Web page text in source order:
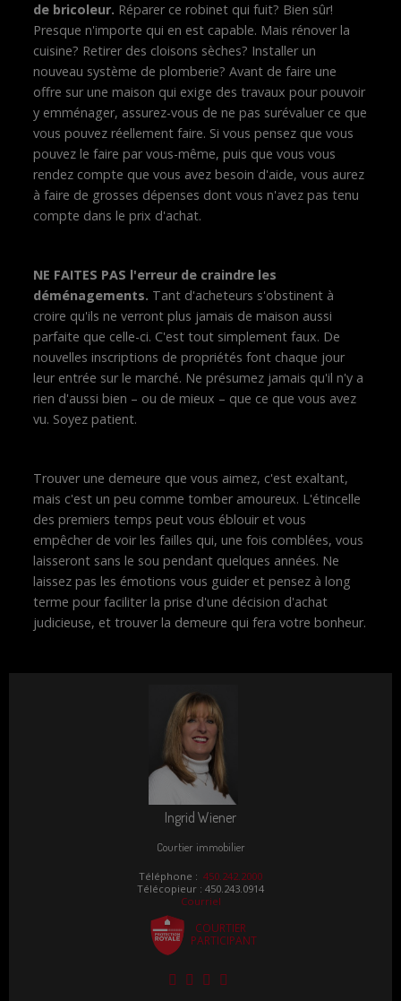
de bricoleur. Réparer ce robinet qui fuit? Bien sûr!
Presque n'importe qui en est capable. Mais rénover la
cuisine? Retirer des cloisons sèches? Installer un
nouveau système de plomberie? Avant de faire une
offre sur une maison qui exige des travaux pour pouvoir
y emménager, assurez-vous de ne pas surévaluer ce que
vous pouvez réellement faire. Si vous pensez que vous
pouvez le faire par vous-même, puis que vous vous
rendez compte que vous avez besoin d'aide, vous aurez
à faire de grosses dépenses dont vous n'avez pas tenu
compte dans le prix d'achat.
NE FAITES PAS l'erreur de craindre les
déménagements. Tant d'acheteurs s'obstinent à
croire qu'ils ne verront plus jamais de maison aussi
parfaite que celle-ci. C'est tout simplement faux. De
nouvelles inscriptions de propriétés font chaque jour
leur entrée sur le marché. Ne présumez jamais qu'il n'y a
rien d'aussi bien – ou de mieux – que ce que vous avez
vu. Soyez patient.
Trouver une demeure que vous aimez, c'est exaltant,
mais c'est un peu comme tomber amoureux. L'étincelle
des premiers temps peut vous éblouir et vous
empêcher de voir les failles qui, une fois comblées, vous
laisseront sans le sou pendant quelques années. Ne
laissez pas les émotions vous guider et pensez à long
terme pour faciliter la prise d'une décision d'achat
judicieuse, et trouver la demeure qui fera votre bonheur.
Ingrid Wiener
Courtier immobilier
Téléphone : 450.242.2000
Télécopieur : 450.243.0914
Courriel
COURTIER
PARTICIPANT